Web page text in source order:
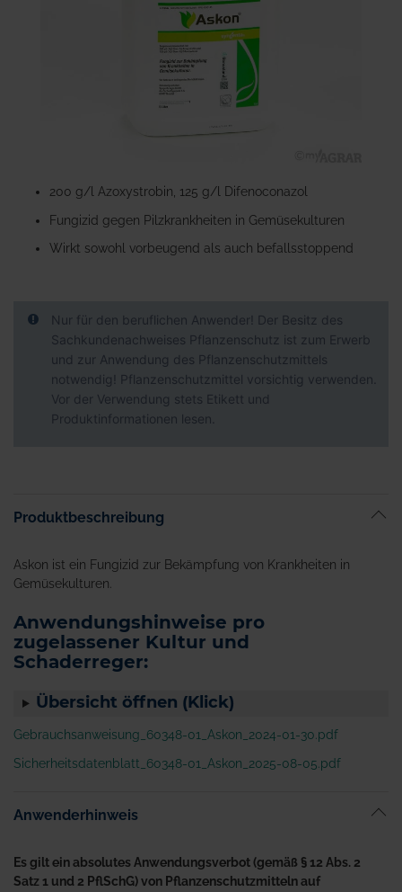
Anfang
Bildgalerie
springen
200 g/l Azoxystrobin, 125 g/l Difenoconazol
Fungizid gegen Pilzkrankheiten in Gemüsekulturen
Wirkt sowohl vorbeugend als auch befallsstoppend
Nur für den beruflichen Anwender! Der Besitz des
Sachkundenachweises Pflanzenschutz ist zum Erwerb
und zur Anwendung des Pflanzenschutzmittels
notwendig! Pflanzenschutzmittel vorsichtig verwenden.
Vor der Verwendung stets Etikett und
Produktinformationen lesen.
Produktbeschreibung
Askon ist ein Fungizid zur Bekämpfung von Krankheiten in
Gemüsekulturen.
Anwendungshinweise pro
zugelassener Kultur und
Schaderreger:
Übersicht öffnen (Klick)
Gebrauchsanweisung_60348-01_Askon_2024-01-30.pdf
Sicherheitsdatenblatt_60348-01_Askon_2025-08-05.pdf
Anwenderhinweis
Es gilt ein absolutes Anwendungsverbot (gemäß § 12 Abs. 2
Satz 1 und 2 PflSchG) von Pflanzenschutzmitteln auf